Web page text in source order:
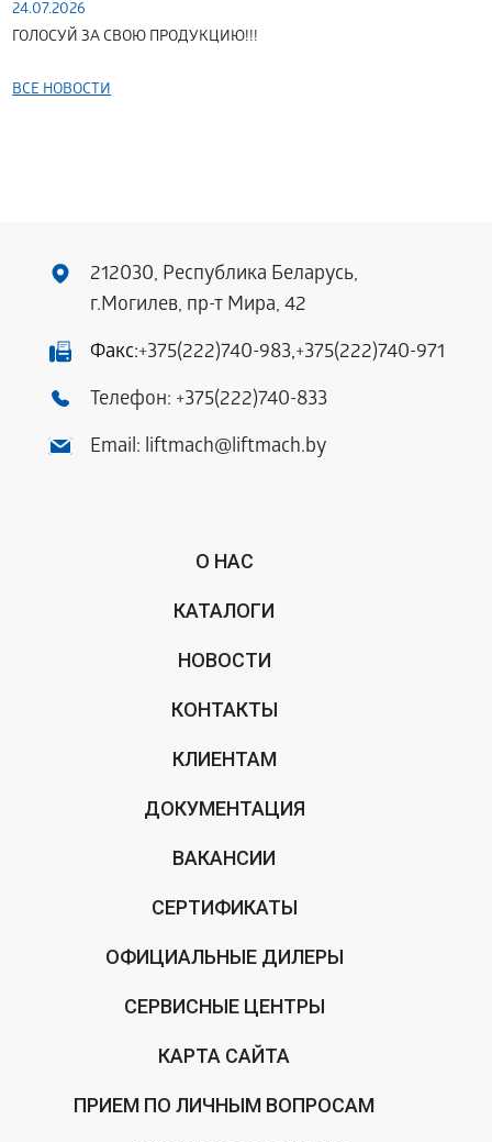
24.07.2026
ГОЛОСУЙ ЗА СВОЮ ПРОДУКЦИЮ!!!
ВСЕ НОВОСТИ
212030, Республика Беларусь,
г.Могилев, пр-т Мира, 42
Факс:+375(222)740-983,+375(222)740-971
Телефон: +375(222)740-833
Email: liftmach@liftmach.by
О НАС
КАТАЛОГИ
НОВОСТИ
КОНТАКТЫ
КЛИЕНТАМ
ДОКУМЕНТАЦИЯ
ВАКАНСИИ
СЕРТИФИКАТЫ
ОФИЦИАЛЬНЫЕ ДИЛЕРЫ
СЕРВИСНЫЕ ЦЕНТРЫ
КАРТА САЙТА
ПРИЕМ ПО ЛИЧНЫМ ВОПРОСАМ